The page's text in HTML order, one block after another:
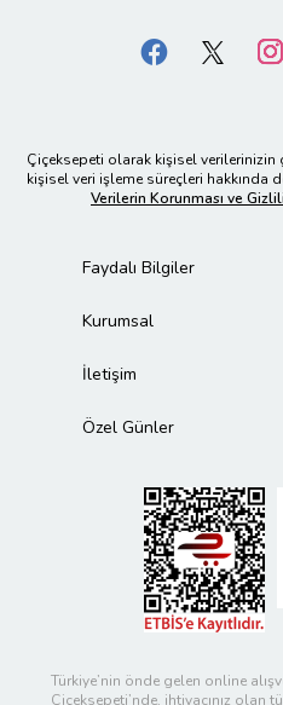
Çiçeksepeti olarak kişisel
kişisel veri işleme süreçleri hakkında
Verilerin Korunması ve
Faydalı Bilgiler
Kurumsal
İletişim
Özel Günler
Türkiye’nin önde gelen online
Çiçeksepeti’nde, ihtiyacınız olan